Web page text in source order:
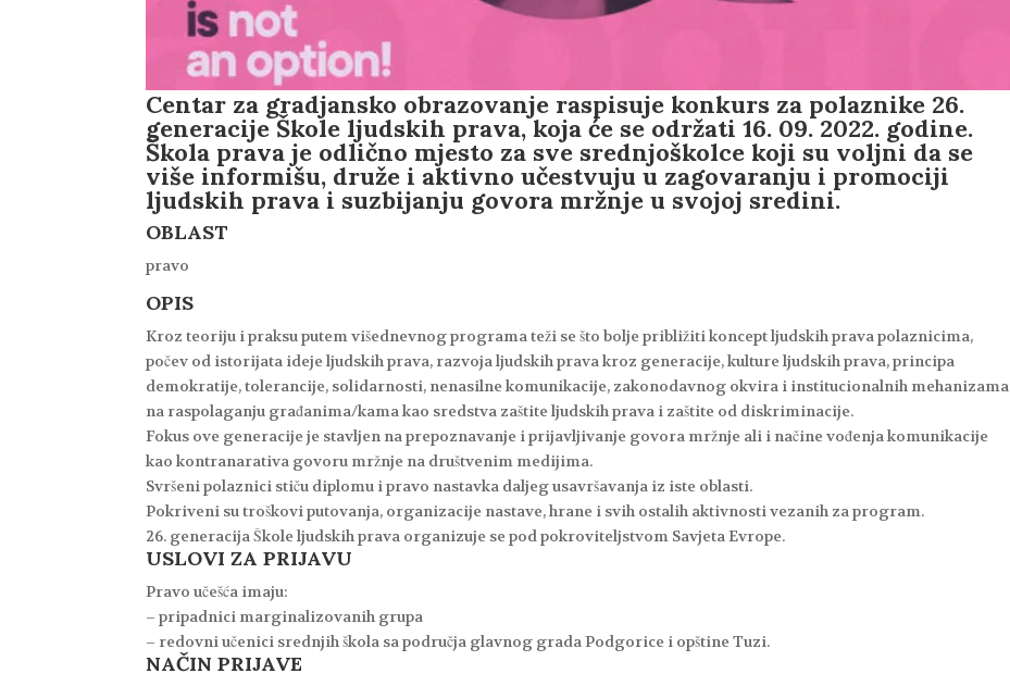
Centar za gradjansko obrazovanje raspisuje konkurs za polaznike 26.
generacije Škole ljudskih prava, koja će se održati 16. 09. 2022. godine.
Škola prava je odlično mjesto za sve srednjoškolce koji su voljni da se
više informišu, druže i aktivno učestvuju u zagovaranju i promociji
ljudskih prava i suzbijanju govora mržnje u svojoj sredini.
OBLAST
pravo
OPIS
Kroz teoriju i praksu putem višednevnog programa teži se što bolje približiti koncept ljudskih prava polaznicima,
počev od istorijata ideje ljudskih prava, razvoja ljudskih prava kroz generacije, kulture ljudskih prava, principa
demokratije, tolerancije, solidarnosti, nenasilne komunikacije, zakonodavnog okvira i institucionalnih mehanizama
na raspolaganju građanima/kama kao sredstva zaštite ljudskih prava i zaštite od diskriminacije.
Fokus ove generacije je stavljen na prepoznavanje i prijavljivanje govora mržnje ali i načine vođenja komunikacije
kao kontranarativa govoru mržnje na društvenim medijima.
Svršeni polaznici stiču diplomu i pravo nastavka daljeg usavršavanja iz iste oblasti.
Pokriveni su troškovi putovanja, organizacije nastave, hrane i svih ostalih aktivnosti vezanih za program.
26. generacija Škole ljudskih prava organizuje se pod pokroviteljstvom Savjeta Evrope.
USLOVI ZA PRIJAVU
Pravo učešća imaju:
– pripadnici marginalizovanih grupa
– redovni učenici srednjih škola sa područja glavnog grada Podgorice i opštine Tuzi.
NAČIN PRIJAVE